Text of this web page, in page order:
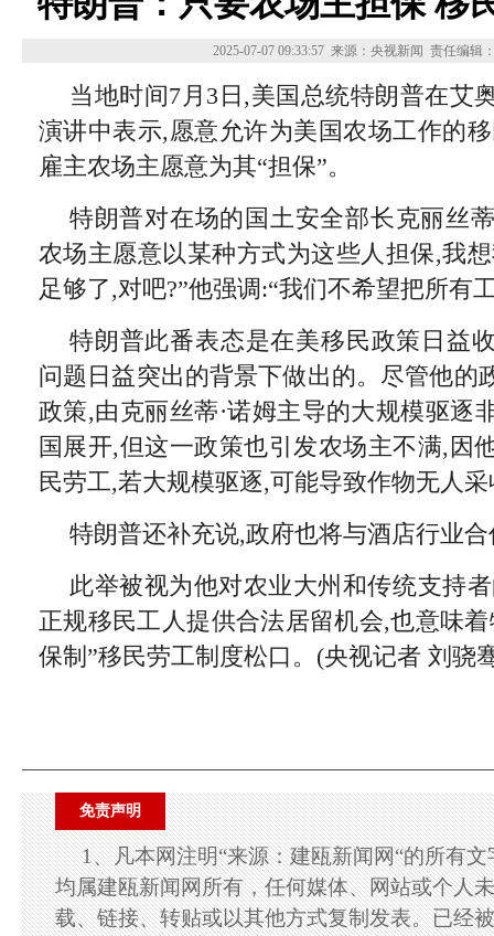
2025-07-07 09:33:57 来源：央视新闻 责任编辑
当地时间7月3日,美国总统特朗普在艾
演讲中表示,愿意允许为美国农场工作的
雇主农场主愿意为其“担保”。
特朗普对在场的国土安全部长克丽丝
农场主愿意以某种方式为这些人担保,我
足够了,对吧?”他强调:“我们不希望把所有
特朗普此番表态是在美移民政策日益
问题日益突出的背景下做出的。尽管他的
政策,由克丽丝蒂·诺姆主导的大规模驱逐
国展开,但这一政策也引发农场主不满,因
民劳工,若大规模驱逐,可能导致作物无人
特朗普还补充说,政府也将与酒店行业
此举被视为他对农业大州和传统支持
正规移民工人提供合法居留机会,也意味
保制”移民劳工制度松口。(央视记者 刘骁
免责声明
1、凡本网注明“来源：建瓯新闻网“的所有
均属建瓯新闻网所有，任何媒体、网站或个人
载、链接、转贴或以其他方式复制发表。已经